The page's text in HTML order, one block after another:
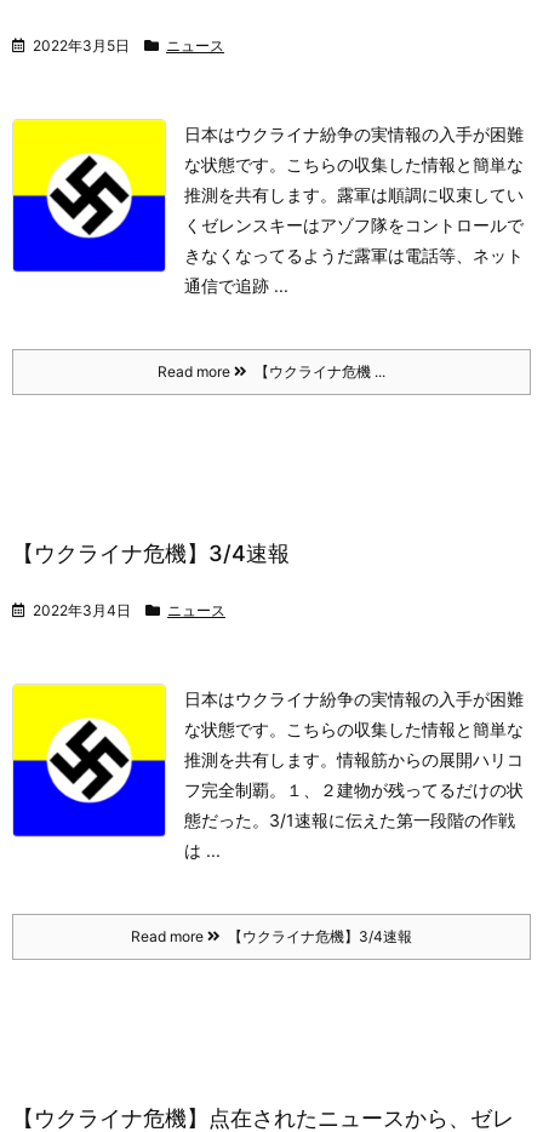
2022年3月5日 ニュース
日本はウクライナ紛争の実情報の入手が困難
な状態です。こちらの収集した情報と簡単な
推測を共有します。 露軍は順調に収束してい
く ゼレンスキーはアゾフ隊をコントロールで
きなくなってるようだ露軍は電話等、ネット
通信で追跡 ...
Read more 【ウクライナ危機 ...
【ウクライナ危機】3/4速報
2022年3月4日 ニュース
日本はウクライナ紛争の実情報の入手が困難
な状態です。こちらの収集した情報と簡単な
推測を共有します。情報筋からの展開ハリコ
フ完全制覇。１、２建物が残ってるだけの状
態だった。 3/1速報に伝えた第一段階の作戦
は ...
Read more 【ウクライナ危機】3/4速報
【ウクライナ危機】点在されたニュースから、ゼレ